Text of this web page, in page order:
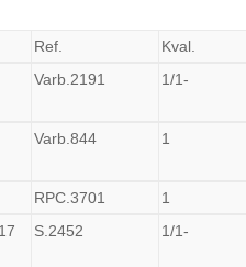
Ref. Kval.
Varb.2191 1/1-
Varb.844 1
RPC.3701 1
S.2452 1/1-